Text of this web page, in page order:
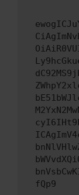
fQp9